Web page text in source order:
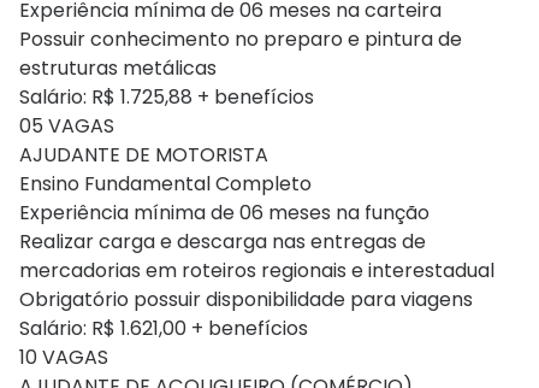
Experiência mínima de 06 meses na carteira
Possuir conhecimento no preparo e pintura de
estruturas metálicas
Salário: R$ 1.725,88 + benefícios
05 VAGAS
AJUDANTE DE MOTORISTA
Ensino Fundamental Completo
Experiência mínima de 06 meses na função
Realizar carga e descarga nas entregas de
mercadorias em roteiros regionais e interestadual
Obrigatório possuir disponibilidade para viagens
Salário: R$ 1.621,00 + benefícios
10 VAGAS